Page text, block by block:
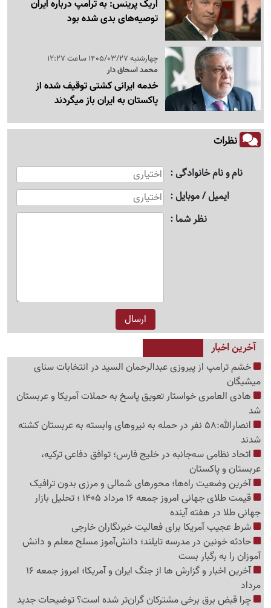
اریک پرینس: به ترامپ درباره ایران
توصیه‌های بدی شده بود
چهارشنبه 1405/03/27 ساعت 12:27
محمد اسحاق دار
خدمه ایرانی کشتی توقیف شده از
پاکستان به ایران باز میگردند
نظرات
نام و نام خانوادگی
ایمیل / موبایل
نظر شما
آخرین اخبار
خشم ترامپ از پیروزی عبدالرحمان السید در انتخابات سنای
میشیگان
هادی العامری خواستار تعویق پاسخ به حملات آمریکا و عربستان
شد
انصارالله:58 نفر در حمله به نیروهای وابسته به عربستان کشته
شدند
اتحاد نظامی سه‌جانبه در خلیج فارس؛ توافق دفاعی ترکیه،
عربستان و پاکستان
آخرین وضعیت راه‌ها؛ محورهای شمالی و مرزی بدون ترافیک
قیمت طلای جهانی امروز جمعه 16 مرداد 1405 ؛ تحلیل بازار
جهانی طلا در هفته آینده
شرط عجیب آمریکا برای فعالیت خبرنگاران خارجی
حادثه خونین در مدرسه تایلند؛ دانش‌آموز مسلح معلم و دانش
آموزان را به رگبار بست
آخرین اخبار و گزارش ها از جنگ ایران و آمریکا؛ امروز جمعه 16
مرداد
چرا قبض برق برخی مشترکان گران‌تر شده است؟ توضیحات جدید